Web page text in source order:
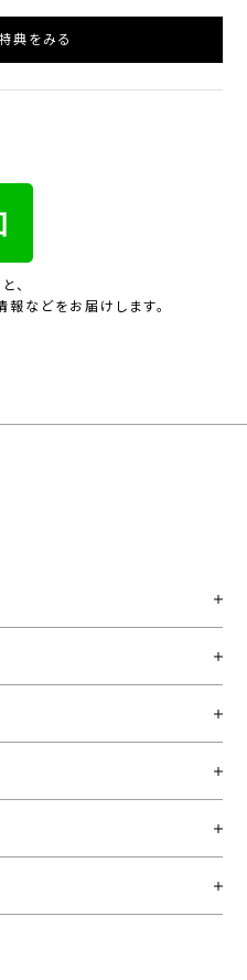
典をみる
、
などをお届けします。